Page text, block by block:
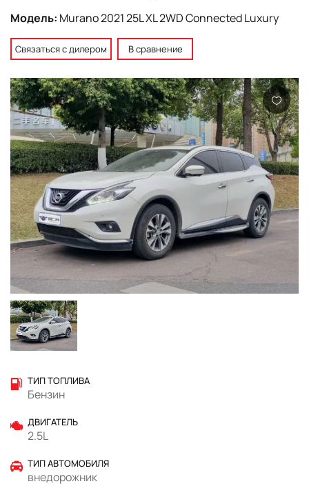
Модель: Murano 2021 25L XL 2WD Connected Luxury
Связаться с дилером В сравнение
ТИП ТОПЛИВА
Бензин
ДВИГАТЕЛЬ
2.5L
ТИП АВТОМОБИЛЯ
внедорожник